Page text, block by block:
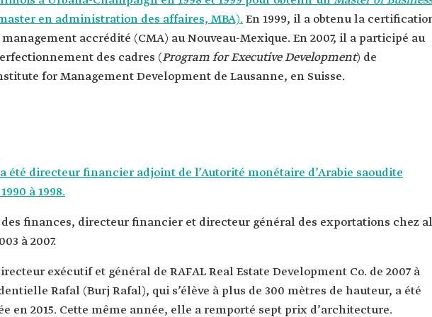
ministre des Affaires municipales et
rurales et du Logement.
2021.
monétaire d'Arabie saoudite (ancien
nom). Directeur exécutif et général de
RAFAL Real Estate Development Co.
en administration des affaires, MBA).En 1999, il a obtenu la
accrédité (CMA) au Nouveau-Mexique. En 2007, il a participé au
des cadres (Program for Executive Development) de
for Management Development de Lausanne, en Suisse.
été directeur financier adjoint de l’Autorité monétaire d’Arabie saoudite
à 1998.
finances, directeur financier et directeur général des exportations chez
à 2007.
exécutif et général de RAFAL Real Estate Development Co. de 2007 à
Rafal (Burj Rafal), qui s’élève à plus de 300 mètres de hauteur, a été
en 2015. Cette même année, elle a remporté sept prix d’architecture.